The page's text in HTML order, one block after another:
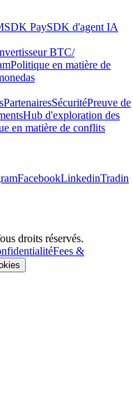
SDK PaySDK d'agent IA
BTC/
Politique en matière de
PartenairesSécuritéPreuve de
Hub d'exploration des
en matière de conflits
FacebookLinkedinTradin
droits réservés.
Fees &